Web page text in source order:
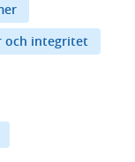
och integritet